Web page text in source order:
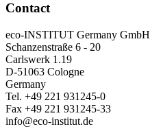
Contact
eco-INSTITUT Germany GmbH
Schanzenstraße 6 - 20
Carlswerk 1.19
D-51063 Cologne
Germany
Tel. +49 221 931245-0
Fax +49 221 931245-33
info@eco-institut.de